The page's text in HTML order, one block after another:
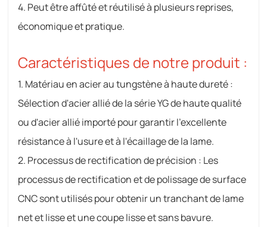
4. Peut être affûté et réutilisé à plusieurs reprises,
économique et pratique.
Caractéristiques de notre produit :
1. Matériau en acier au tungstène à haute dureté :
Sélection d'acier allié de la série YG de haute qualité
ou d'acier allié importé pour garantir l'excellente
résistance à l'usure et à l'écaillage de la lame.
2. Processus de rectification de précision : Les
processus de rectification et de polissage de surface
CNC sont utilisés pour obtenir un tranchant de lame
net et lisse et une coupe lisse et sans bavure.